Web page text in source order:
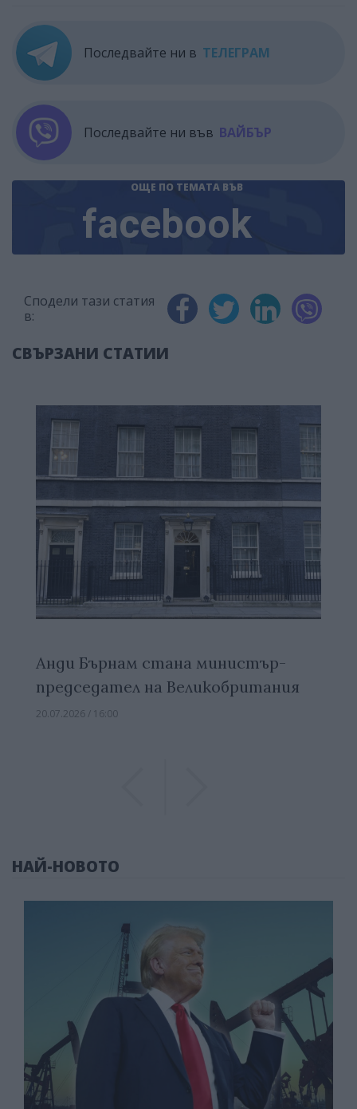
Последвайте ни в ТЕЛЕГРАМ
Последвайте ни във ВАЙБЪР
ОЩЕ ПО ТЕМАТА ВЪВ
facebook
Сподели тази статия
в:
СВЪРЗАНИ СТАТИИ
Анди Бърнам стана министър-
председател на Великобритания
20.07.2026 / 16:00
НАЙ-НОВОТО